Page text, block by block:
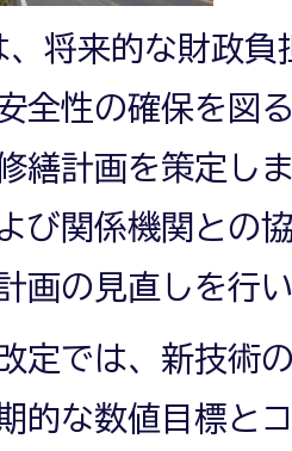
、将来的な財政負
全性の確保を図
繕計画を策定し
び関係機関との
画の見直しを行
定では、新技術
的な数値目標と